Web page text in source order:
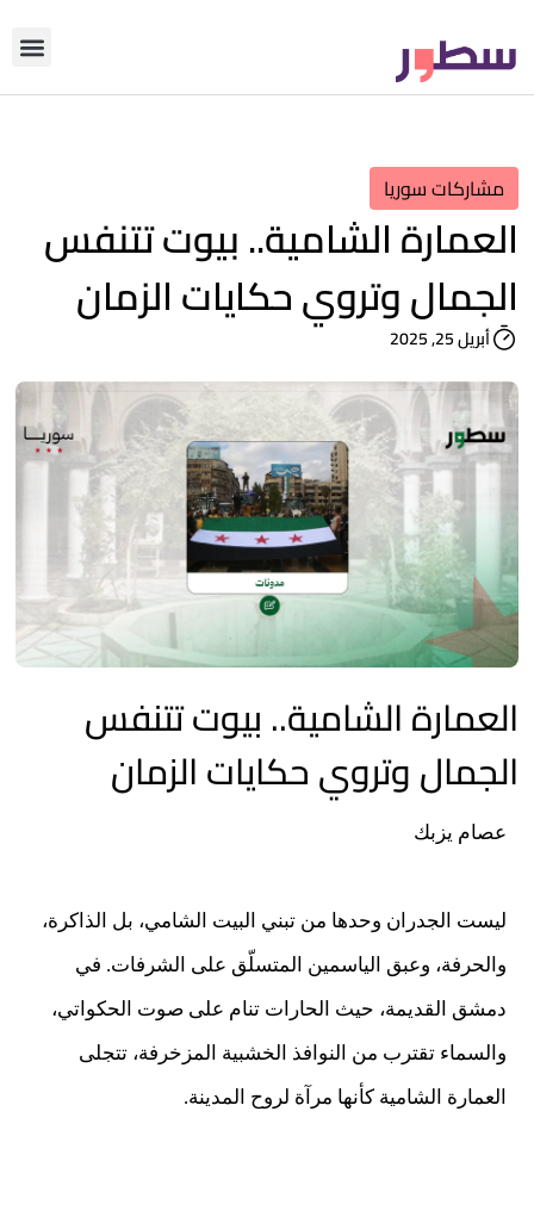
مشاركات سوريا
العمارة الشامية.. بيوت تتنفس
الجمال وتروي حكايات الزمان
أبريل 25, 2025
العمارة الشامية.. بيوت تتنفس
الجمال وتروي حكايات الزمان
عصام يزبك
ليست الجدران وحدها من تبني البيت الشامي، بل الذاكرة،
والحرفة، وعبق الياسمين المتسلّق على الشرفات. في
دمشق القديمة، حيث الحارات تنام على صوت الحكواتي،
والسماء تقترب من النوافذ الخشبية المزخرفة، تتجلى
العمارة الشامية كأنها مرآة لروح المدينة.